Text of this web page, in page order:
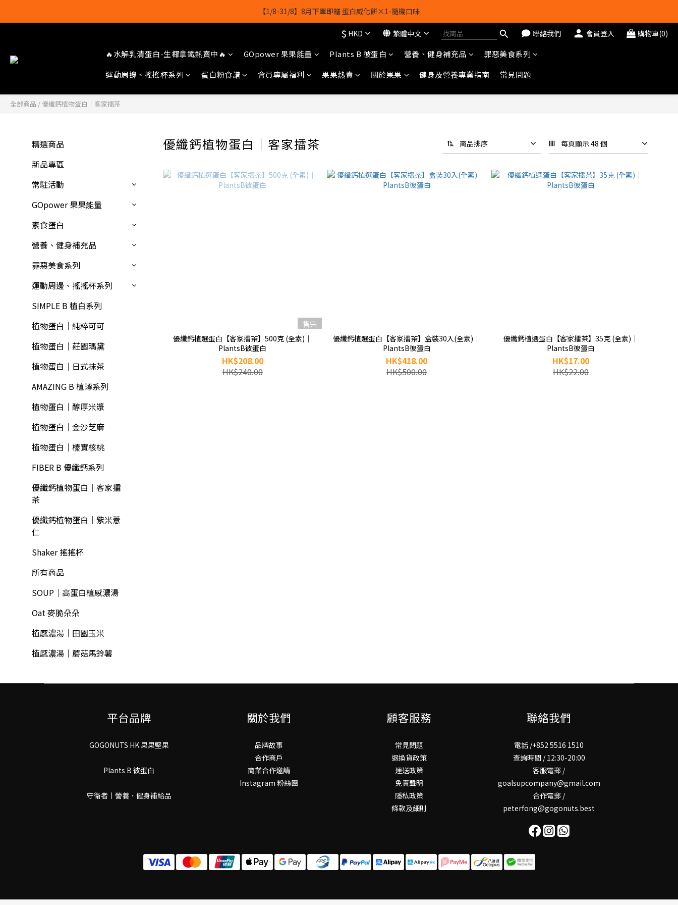
【1/8-31/8】8月下單即贈 蛋白威化餅×1-隨機口味
【1/8-31/8】8月下單即贈 蛋白威化餅×1-隨機口味
結帳輸入[gopowerhk]，可享全單*95折*，可與活動折扣疊加。
[新會員優惠]新會員註冊即送$20購物金
【1/8-31/8】8月下單即贈 蛋白威化餅×1-隨機口味
$ HKD 繁體中文 聯絡我們 會員登入 購物車(0)
🔥水解乳清蛋白-生椰拿鐵熱賣中🔥 GOpower 果果能量 Plants B 彼蛋白 營養、健身補充品
罪惡美食系列
運動周邊、搖搖杯系列
蛋白粉食譜 會員專屬福利 果果熱賣 關於果果 健身及營養專業指南 常見問題
全部商品 /優纖鈣植物蛋白｜客家擂茶
精選商品
新品專區
常駐活動
GOpower 果果能量
素食蛋白
營養、健身補充品
罪惡美食系列
運動周邊、搖搖杯系列
SIMPLE B 植白系列
植物蛋白｜純粹可可
植物蛋白｜莊園瑪黛
植物蛋白｜日式抹茶
AMAZING B 植琢系列
植物蛋白｜醇厚米漿
植物蛋白｜金沙芝麻
植物蛋白｜榛實核桃
FIBER B 優纖鈣系列
優纖鈣植物蛋白｜客家擂
茶
優纖鈣植物蛋白｜紫米薏
仁
Shaker 搖搖杯
所有商品
SOUP｜高蛋白植感濃湯
Oat 麥脆朵朵
植感濃湯｜田園玉米
植感濃湯｜蘑菇馬鈴薯
優纖鈣植物蛋白｜客家擂茶 商品排序 每頁顯示 48 個
售完
優纖鈣植選蛋白【客家擂茶】500克 (全素)｜
PlantsB彼蛋白
HK$208.00
HK$240.00
優纖鈣植選蛋白【客家擂茶】盒裝30入(全素)｜
PlantsB彼蛋白
HK$418.00
HK$500.00
優纖鈣植選蛋白【客家擂茶】35克 (全素)｜
PlantsB彼蛋白
HK$17.00
HK$22.00
平台品牌
GOGONUTS HK 果果堅果
Plants B 彼蛋白
守衛者丨謍養．健身補給品
關於我們
品牌故事
合作商戶
商業合作邀請
Instagram 粉絲團
顧客服務
常見問題
退換貨政策
運送政策
免責聲明
隱私政策
條款及細則
聯絡我們
電話 /+852 5516 1510
查詢時間 / 12:30-20:00
客服電郵 /
goalsupcompany@gmail.com
合作電郵 /
peterfong@gogonuts.best